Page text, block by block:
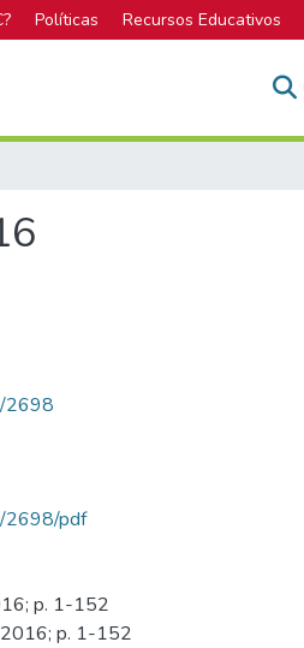
Políticas Recursos Educativos
2698
2698/pdf
p. 1-152
2016; p. 1-152